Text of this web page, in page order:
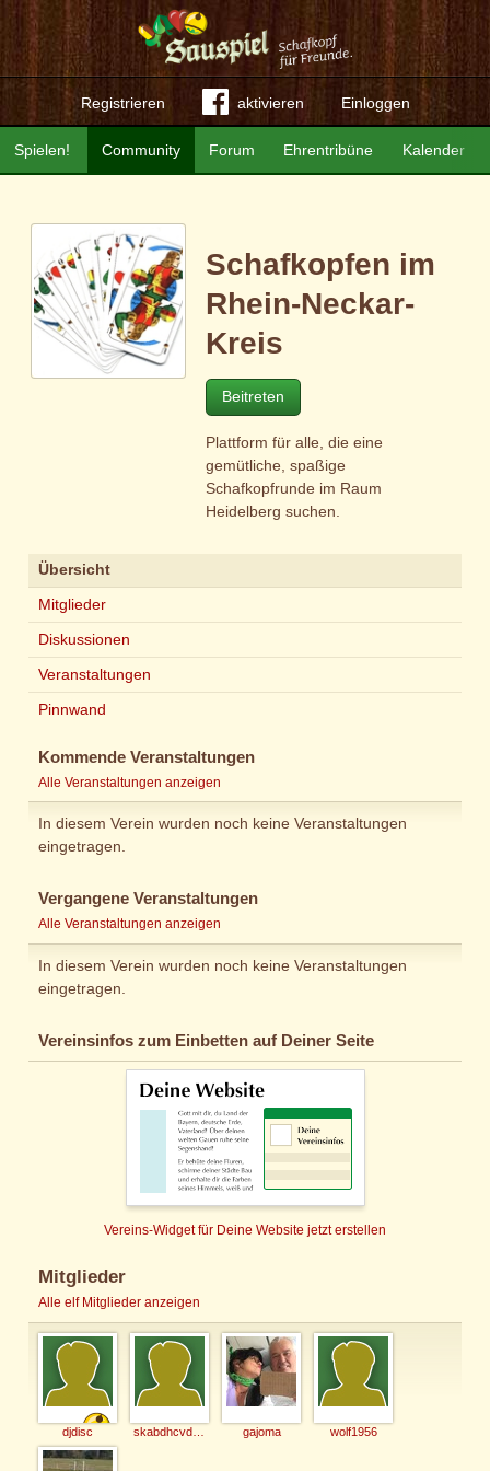
Registrieren aktivieren Einloggen
Community Forum Ehrentribüne Kalender
Spielen!
Schafkopfen im
Rhein-Neckar-
Kreis
Beitreten
Plattform für alle, die eine
gemütliche, spaßige
Schafkopfrunde im Raum
Heidelberg suchen.
Übersicht
Mitglieder
Diskussionen
Veranstaltungen
Pinnwand
Kommende Veranstaltungen
Alle Veranstaltungen anzeigen
In diesem Verein wurden noch keine Veranstaltungen
eingetragen.
Vergangene Veranstaltungen
Alle Veranstaltungen anzeigen
In diesem Verein wurden noch keine Veranstaltungen
eingetragen.
Vereinsinfos zum Einbetten auf Deiner Seite
Vereins-Widget für Deine Website jetzt erstellen
Mitglieder
Alle elf Mitglieder anzeigen
djdisc gajoma wolf1956